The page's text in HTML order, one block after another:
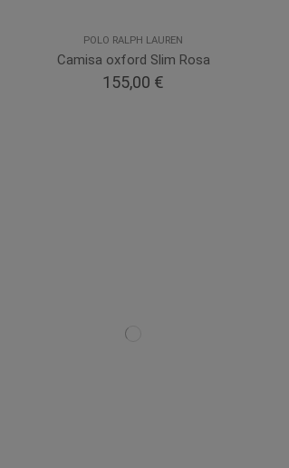
POLO RALPH LAUREN
Camisa oxford Slim Rosa
155,00 €